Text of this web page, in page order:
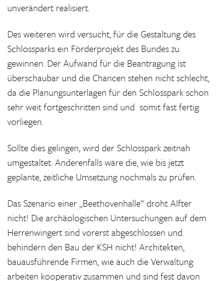
unverändert realisiert.
Des weiteren wird versucht, für die Gestaltung des
Schlossparks ein Förderprojekt des Bundes zu
gewinnen. Der Aufwand für die Beantragung ist
überschaubar und die Chancen stehen nicht schlecht,
da die Planungsunterlagen für den Schlosspark schon
sehr weit fortgeschritten sind und somit fast fertig
vorliegen.
Sollte dies gelingen, wird der Schlosspark zeitnah
umgestaltet. Anderenfalls wäre die, wie bis jetzt
geplante, zeitliche Umsetzung nochmals zu prüfen.
Das Szenario einer „Beethovenhalle“ droht Alfter
nicht! Die archäologischen Untersuchungen auf dem
Herrenwingert sind vorerst abgeschlossen und
behindern den Bau der KSH nicht! Architekten,
bauausführende Firmen, wie auch die Verwaltung
arbeiten kooperativ zusammen und sind fest davon